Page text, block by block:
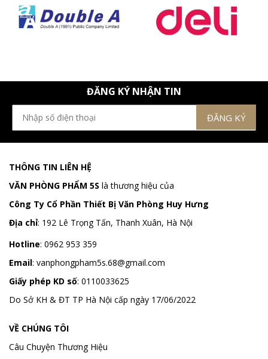
ĐĂNG KÝ NHẬN TIN
THÔNG TIN LIÊN HỆ
VĂN PHÒNG PHẨM 5S là thương hiệu của
Công Ty Cổ Phần Thiết Bị Văn Phòng Huy Hưng
Địa chỉ: 192 Lê Trọng Tấn, Thanh Xuân, Hà Nội
Hotline: 0962 953 359
Email: vanphongpham5s.68@gmail.com
Giấy phép KD số: 0110033625
Do Sở KH & ĐT TP Hà Nội cấp ngày 17/06/2022
VỀ CHÚNG TÔI
Câu Chuyện Thương Hiệu